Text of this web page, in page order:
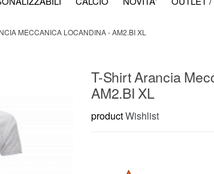
MECCANICA LOCANDINA - AM2.BI XL
T-Shirt Arancia
AM2.BI XL
productWishlist